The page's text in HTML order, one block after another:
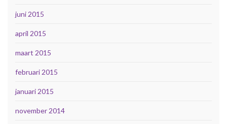
juni 2015
april 2015
maart 2015
februari 2015
januari 2015
november 2014